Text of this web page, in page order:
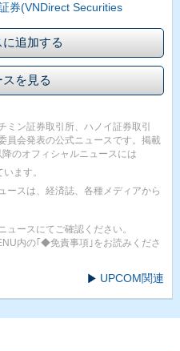
券(VNDirect Securities
追加する
を見る
ン証券取引所、ハノイ証券取引
員会発表の公式ニュースです。掲載
のオフィシャルニュースには
ます。
スは、経済誌、各種メディアから
ースにてご確認ください。
内の｢◆免責事項｣をお読みくださ
UPCOM関連